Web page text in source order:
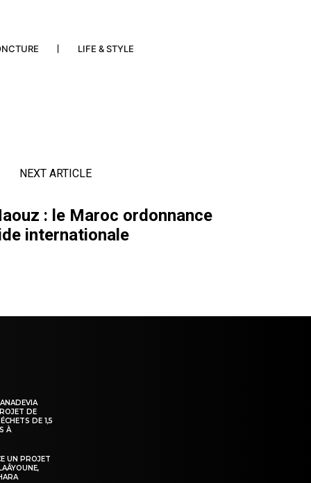
LIFE & STYLE
NEXT ARTICLE
: le Maroc ordonnance
internationale
DE
DE 1,5
À
UN PROJET